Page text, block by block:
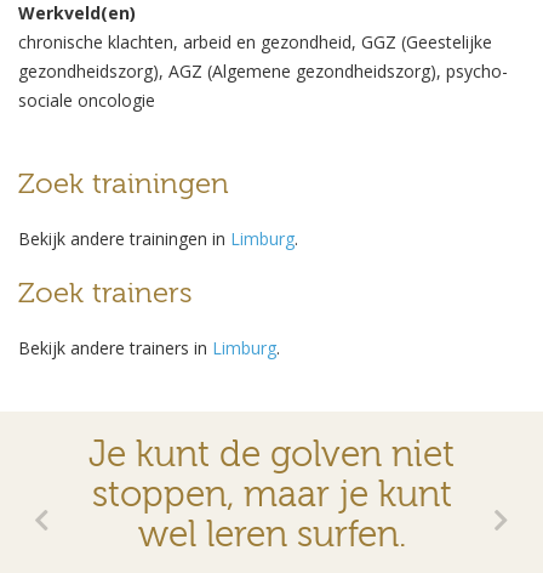
Werkveld(en)
chronische klachten, arbeid en gezondheid, GGZ (Geestelijke
gezondheidszorg), AGZ (Algemene gezondheidszorg), psycho-
sociale oncologie
Zoek trainingen
Bekijk andere trainingen in Limburg.
Zoek trainers
Bekijk andere trainers in Limburg.
Je kunt de golven niet
stoppen, maar je kunt
wel leren surfen.